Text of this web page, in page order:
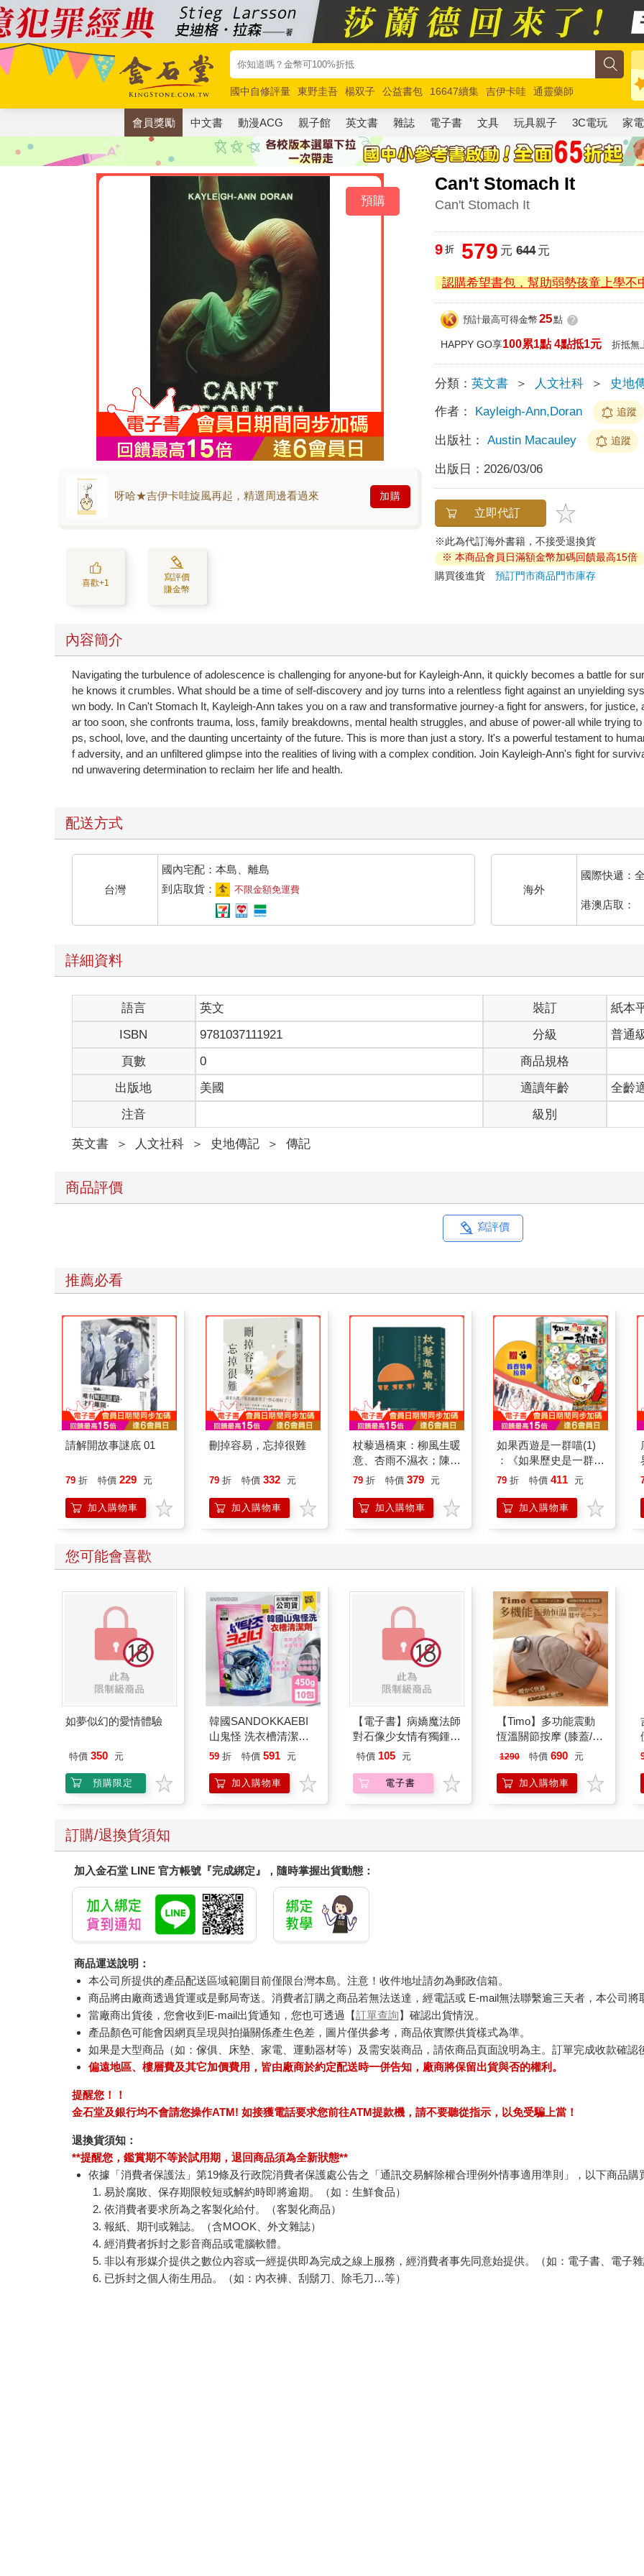
國中自修評量 東野圭吾 楊双子 公益書包 16647續集 吉伊卡哇
通靈藥師
唯紅花綻放
奧德賽 路邊攤新作 馬斯克 玩具總動員5 超慢跑
會員獎勵 中文書 動漫ACG 親子館 英文書 雜誌 電子書 文具 玩具親子 3C電玩 家電
Can't Stomach It
Can't Stomach It
預購
呀哈★吉伊卡哇旋風再起，精選周邊看過來 加購
喜歡+1
寫評價
賺金幣
9 折 579 元 644元
認購希望書包，幫助弱勢孩童上學不
預計最高可得金幣 25點 ?
HAPPY GO享100累1點 4點抵1元 折抵無
分類：英文書 ＞ 人文社科 ＞ 史地
作者： Kayleigh-Ann,Doran 追蹤
出版社： Austin Macauley 追蹤
出版日： 2026/03/06
立即代訂
※此為代訂海外書籍，不接受退換貨
※ 本商品會員日滿額金幣加碼回饋最高15倍
購買後進貨預訂門市商品門市庫存
內容簡介
Navigating the turbulence of adolescence is challenging for anyone-but for Kayleigh-Ann, it quickly becomes a battle for
he knows it crumbles. What should be a time of self-discovery and joy turns into a relentless fight against an unyielding
wn body. In Can't Stomach It, Kayleigh-Ann takes you on a raw and transformative journey-a fight for answers, for
ar too soon, she confronts trauma, loss, family breakdowns, mental health struggles, and abuse of power-all while trying
ps, school, love, and the daunting uncertainty of the future. This is more than just a story. It's a powerful testament to
f adversity, and an unfiltered glimpse into the realities of living with a complex condition. Join Kayleigh-Ann's fight for
nd unwavering determination to reclaim her life and health.
配送方式
台灣
國內宅配：本島、離島
到店取貨：
不限金額免運費 海外
國際快遞：
港澳店取：
詳細資料
語言 英文 裝訂
紙本
ISBN
9781037111921 分級
普通
頁數
0
商品規格
出版地
美國 適讀年齡
全齡
注音
級別
英文書 ＞ 人文社科 ＞ 史地傳記 ＞ 傳記
商品評價
寫評價
推薦必看
請解開故事謎底 01
79 折 特價 229 元
加入購物車
刪掉容易，忘掉很難
79 折 特價 332 元
加入購物車
杖藜過橋東：柳風生暖
意、杏雨不濕衣；陳亮
恭談以心轉境的適齡漫
79 折 特價 379 元
加入購物車
如果西遊是一群喵(1)
：《如果歷史是一群
喵》作者最新力作，附
79 折 特價 411 元
加入購物車
您可能會喜歡
如夢似幻的愛情體驗
特價 350 元
預購限定
韓國SANDOKKAEBI
山鬼怪 洗衣槽清潔劑
450公克-10包組
59 折 特價 591 元
加入購物車
【電子書】病嬌魔法師
對石像少女情有獨鍾
——魔女融化在愛徒的
特價 105 元
電子書
【Timo】多功能震動
恆溫關節按摩 (膝蓋/
肩/手肘通用) 無線充電
膝熱敷 【單入組】
1290 特價 690 元
加入購物車
訂購/退換貨須知
加入金石堂 LINE 官方帳號『完成綁定』，隨時掌握出貨動態：
商品運送說明：
本公司所提供的產品配送區域範圍目前僅限台灣本島。注意！收件地址請勿為郵政信箱。
商品將由廠商透過貨運或是郵局寄送。消費者訂購之商品若無法送達，經電話或 E-mail無法聯繫逾三天者，本公司將
當廠商出貨後，您會收到E-mail出貨通知，您也可透過【訂單查詢】確認出貨情況。
產品顏色可能會因網頁呈現與拍攝關係產生色差，圖片僅供參考，商品依實際供貨樣式為準。
如果是大型商品（如：傢俱、床墊、家電、運動器材等）及需安裝商品，請依商品頁面說明為主。訂單完成收款確認
偏遠地區、樓層費及其它加價費用，皆由廠商於約定配送時一併告知，廠商將保留出貨與否的權利。
提醒您！！
金石堂及銀行均不會請您操作ATM! 如接獲電話要求您前往ATM提款機，請不要聽從指示，以免受騙上當！
退換貨須知：
**提醒您，鑑賞期不等於試用期，退回商品須為全新狀態**
依據「消費者保護法」第19條及行政院消費者保護處公告之「通訊交易解除權合理例外情事適用準則」，以下商品
易於腐敗、保存期限較短或解約時即將逾期。（如：生鮮食品）
依消費者要求所為之客製化給付。（客製化商品）
報紙、期刊或雜誌。（含MOOK、外文雜誌）
經消費者拆封之影音商品或電腦軟體。
非以有形媒介提供之數位內容或一經提供即為完成之線上服務，經消費者事先同意始提供。（如：電子書、電子
已拆封之個人衛生用品。（如：內衣褲、刮鬍刀、除毛刀…等）